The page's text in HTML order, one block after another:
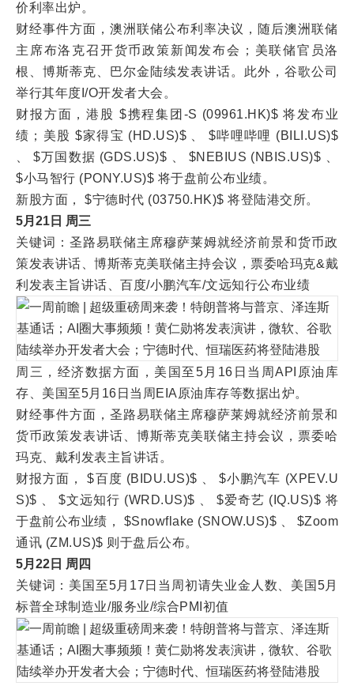
价利率出炉。
财经事件方面，澳洲联储公布利率决议，随后澳洲联储
主席布洛克召开货币政策新闻发布会；美联储官员洛
根、博斯蒂克、巴尔金陆续发表讲话。此外，谷歌公司
举行其年度I/O开发者大会。
财报方面，港股 $携程集团-S (09961.HK)$ 将发布业
绩；美股 $家得宝 (HD.US)$ 、 $哔哩哔哩 (BILI.US)$
、 $万国数据 (GDS.US)$ 、 $NEBIUS (NBIS.US)$ 、
$小马智行 (PONY.US)$ 将于盘前公布业绩。
新股方面， $宁德时代 (03750.HK)$ 将登陆港交所。
5月21日 周三
关键词：圣路易联储主席穆萨莱姆就经济前景和货币政
策发表讲话、博斯蒂克美联储主持会议，票委哈玛克&戴
利发表主旨讲话、百度/小鹏汽车/文远知行公布业绩
周三，经济数据方面，美国至5月16日当周API原油库
存、美国至5月16日当周EIA原油库存等数据出炉。
财经事件方面，圣路易联储主席穆萨莱姆就经济前景和
货币政策发表讲话、博斯蒂克美联储主持会议，票委哈
玛克、戴利发表主旨讲话。
财报方面， $百度 (BIDU.US)$ 、 $小鹏汽车 (XPEV.U
S)$ 、 $文远知行 (WRD.US)$ 、 $爱奇艺 (IQ.US)$ 将
于盘前公布业绩， $Snowflake (SNOW.US)$ 、 $Zoom
通讯 (ZM.US)$ 则于盘后公布。
5月22日 周四
关键词：美国至5月17日当周初请失业金人数、美国5月
标普全球制造业/服务业/综合PMI初值